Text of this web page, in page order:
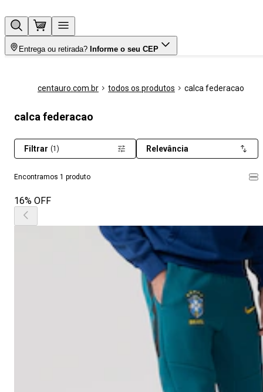
Entrega ou retirada? Informe o seu CEP
centauro.com.br todos os produtos calca federacao
calca federacao
Encontramos 1 produto
Filtrar (1) Relevância
16% OFF